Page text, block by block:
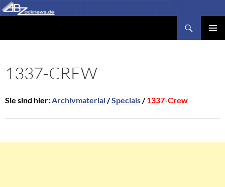
Zum
Inhalt
1337-CREW
Sie sind hier:Archivmaterial/Specials/1337-Crew